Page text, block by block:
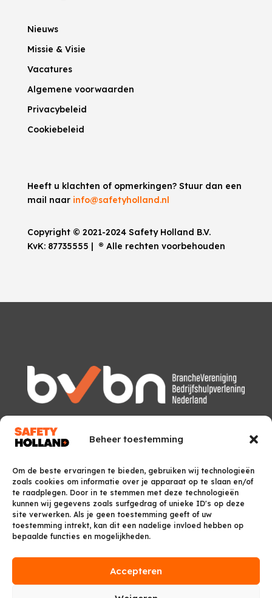
Beheer toestemming
Om de beste ervaringen te bieden, gebruiken wij technologieën
zoals cookies om informatie over je apparaat op te slaan en/of
te raadplegen. Door in te stemmen met deze technologieën
kunnen wij gegevens zoals surfgedrag of unieke ID's op deze
site verwerken. Als je geen toestemming geeft of uw
toestemming intrekt, kan dit een nadelige invloed hebben op
bepaalde functies en mogelijkheden.
Accepteren
Nieuws
Missie & Visie
Vacatures
Algemene voorwaarden
Privacybeleid
Cookiebeleid
Heeft u klachten of opmerkingen? Stuur dan een
mail naar info@safetyholland.nl
Copyright © 2021-2024 Safety Holland B.V.
KvK: 87735555 | ® Alle rechten voorbehouden